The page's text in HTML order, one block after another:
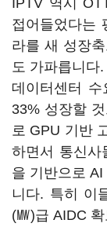
IPTV 역시
접어들었다는
라를 새 성장
도 가파릅니다
데이터센터
33% 성장할
로 GPU 기반
하면서 통신사
을 기반으로
니다. 특히 이
(㎿)급 AIDC